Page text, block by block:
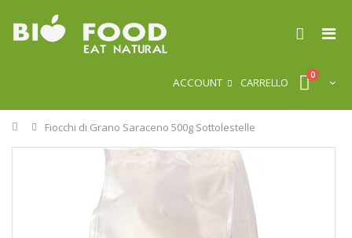
ACCOUNT CARRELLO
0
Home
Fiocchi di Grano Saraceno 500g Sottolestelle